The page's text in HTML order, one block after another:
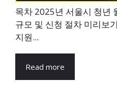
목차 2025년 서울시 청년
규모 및 신청 절차 미리보
지원...
Read more